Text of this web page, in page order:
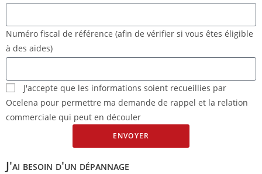
Numéro fiscal de référence (afin de vérifier si vous êtes éligible
à des aides)
J'accepte que les informations soient recueillies par
Ocelena pour permettre ma demande de rappel et la relation
commerciale qui peut en découler
ENVOYER
J'ai besoin d'un dépannage